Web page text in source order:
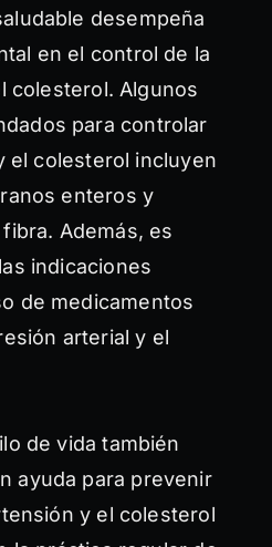
desempeña
en el control de la
colesterol. Algunos
para controlar
el colesterol incluyen
enteros y
Además, es
indicaciones
de medicamentos
arterial y el
de vida también
ayuda para prevenir
y el colesterol